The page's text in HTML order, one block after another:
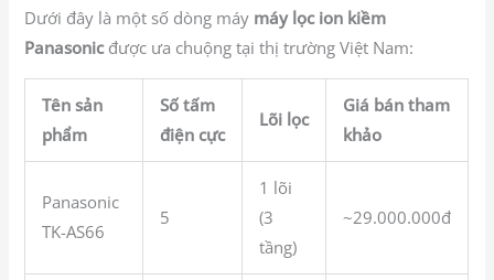
Dưới đây là một số dòng máy máy lọc ion kiềm
Panasonicđược ưa chuộng tại thị trường Việt Nam:
Tên sản
phẩm
Số tấm
điện cực
Lõi lọc
Giá bán tham
khảo
Panasonic
TK-AS66
5
1 lõi
(3
tầng)
~29.000.000đ